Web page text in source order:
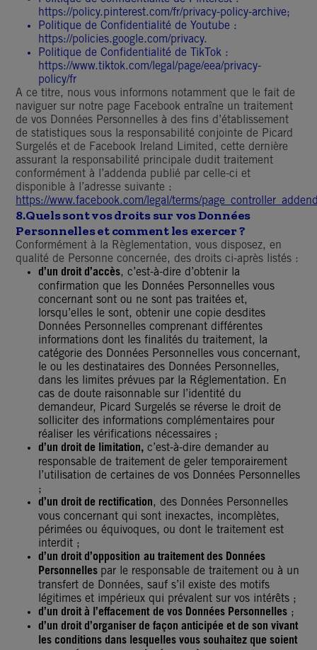
https://policy.pinterest.com/fr/privacy-policy-archive;
Politique de Confidentialité de Youtube :
https://policies.google.com/privacy.
Politique de Confidentialité de TikTok :
https://www.tiktok.com/legal/page/eea/privacy-
policy/fr
A ce titre, nous vous informons notamment que le fait de
naviguer sur notre page Facebook entraîne un traitement
de vos Données Personnelles à des fins d’établissement
de statistiques sous la responsabilité conjointe de Picard
Surgelés et de Facebook Ireland Limited, cette dernière
assurant la responsabilité principale dudit traitement
conformément à l’addenda publié par celle-ci et
disponible à l’adresse suivante :
https://www.facebook.com/legal/terms/
8.Quels sont vos droits sur vos Données
Personnelles et comment les exercer ?
Conformément à la Règlementation, vous disposez, en
qualité de Personne concernée, des droits ci-après listés :
d’un droit d’accès, c’est-à-dire d’obtenir la
confirmation que les Données Personnelles vous
concernant sont ou ne sont pas traitées et,
lorsqu’elles le sont, obtenir une copie desdites
Données Personnelles comprenant différentes
informations dont les finalités du traitement, la
catégorie des Données Personnelles vous concernant,
le ou les destinataires des Données Personnelles,
dans les limites prévues par la Réglementation. En
cas de doute raisonnable sur l’identité du
demandeur, Picard Surgelés se réverse le droit de
solliciter des informations complémentaires pour
réaliser les vérifications nécessaires ;
d’un droit de limitation, c’est-à-dire demander au
responsable de traitement de geler temporairement
l’utilisation de certaines de vos Données Personnelles
;
d’un droit de rectification, des Données Personnelles
vous concernant qui sont inexactes, incomplètes,
périmées ou équivoques, ou dont le traitement est
interdit ;
d’un droit d’opposition au traitement des Données
Personnelles par le responsable de traitement ou à un
transfert de Données, sauf s’il existe des motifs
légitimes et impérieux qui prévalent sur vos intérêts ;
d’un droit à l’effacement de vos Données Personnelles ;
d’un droit d’organiser de façon anticipée et de son vivant
les conditions dans lesquelles vous souhaitez que soient